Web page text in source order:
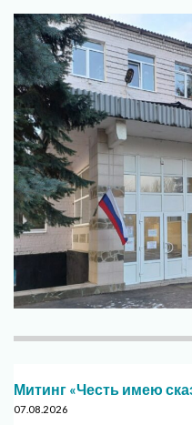
Митинг «Честь имею
07.08.2026